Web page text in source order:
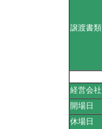
譲渡書類
経営会社
開場日
休場日